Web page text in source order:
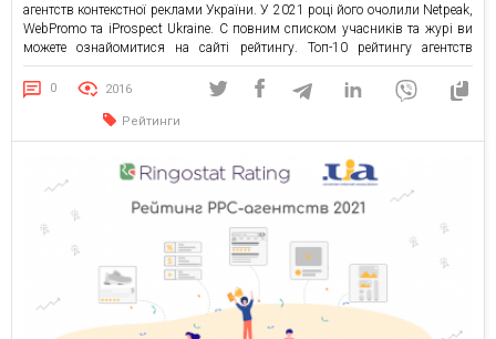
агентств контекстної реклами України. У 2021 році його очолили Netpeak,
WebPromo та iProspect Ukraine. C повним списком учасників та журі ви
можете ознайомитися на сайті рейтингу. Топ-10 рейтингу агентств
контекстної реклами України 2021 Netpeak. Агентство працює з 2006
року та реалізувало більше 3000 проектів. За Netpeak проголосували
більш ніж 80% журі. Плюс, агентство […]
0 2016
Рейтинги